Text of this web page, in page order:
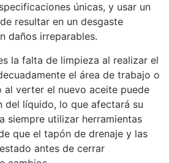
únicas, y usar un
resultar en un desgaste
daños irreparables.
la falta de limpieza al realizar el
el área de trabajo o
al verter el nuevo aceite puede
del líquido, lo que afectará su
siempre utilizar herramientas
que el tapón de drenaje y las
antes de cerrar